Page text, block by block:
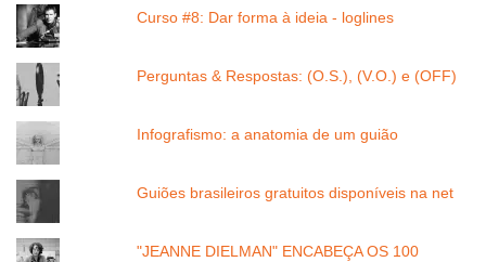
Curso #8: Dar forma à ideia - loglines
Perguntas & Respostas: (O.S.), (V.O.) e (OFF)
Infografismo: a anatomia de um guião
Guiões brasileiros gratuitos disponíveis na net
"JEANNE DIELMAN" ENCABEÇA OS 100